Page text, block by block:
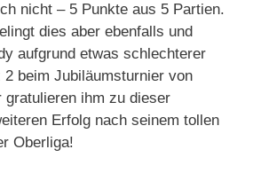
nicht – 5 Punkte aus 5 Partien.
dies aber ebenfalls und
aufgrund etwas schlechterer
beim Jubiläumsturnier von
gratulieren ihm zu dieser
Erfolg nach seinem tollen
Oberliga!